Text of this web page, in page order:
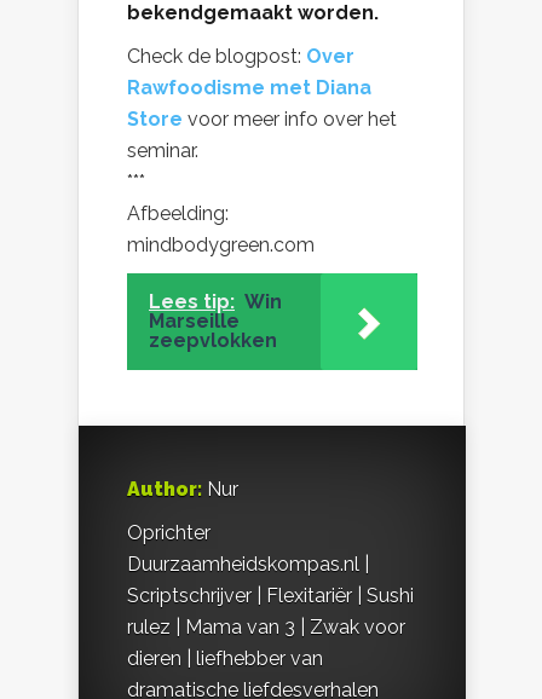
bekendgemaakt worden.
Check de blogpost: Over
Rawfoodisme met Diana
Store voor meer info over het
seminar.
***
Afbeelding:
mindbodygreen.com
Lees tip: Win
Marseille
zeepvlokken
Author: Nur
Oprichter
Duurzaamheidskompas.nl |
Scriptschrijver | Flexitariër | Sushi
rulez | Mama van 3 | Zwak voor
dieren | liefhebber van
dramatische liefdesverhalen